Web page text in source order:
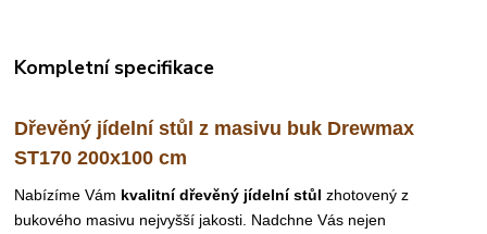
Kompletní specifikace
Dřevěný jídelní stůl z masivu buk Drewmax
ST170 200x100 cm
Nabízíme Vám kvalitní dřevěný jídelní stůlzhotovený z
bukového masivu nejvyšší jakosti. Nadchne Vás nejen